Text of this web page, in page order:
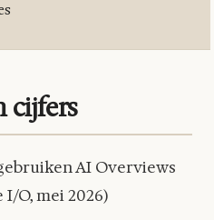
cijfers
AI Overviews
O, mei 2026)